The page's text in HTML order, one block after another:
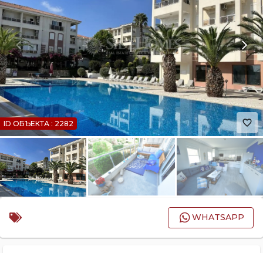
ID ОБЪЕКТА : 2282 favorite_border
WHATSAPP